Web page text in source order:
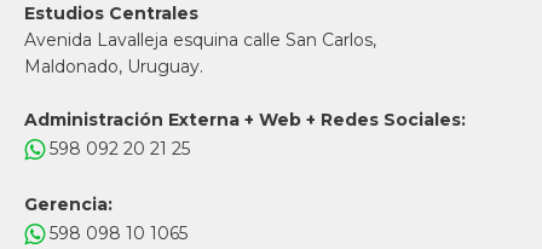
Estudios Centrales
Avenida Lavalleja esquina calle San Carlos,
Maldonado, Uruguay.
Administración Externa + Web + Redes Sociales:
598 092 20 21 25
Gerencia:
598 098 10 1065